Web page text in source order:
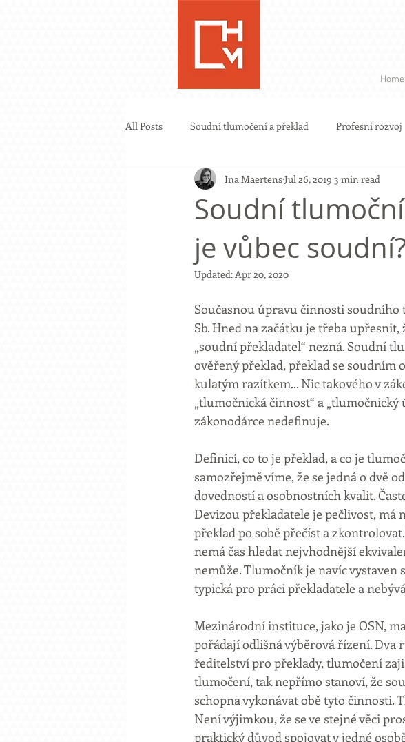
Home
All Posts Soudní tlumočení a překlad Profesní rozvoj
Soudní
je vůbec soudní?
Ina MaertensJul 26, 2019 3 min read
Updated:Apr 20, 2020
Současnou úpravu činnosti soudního
Sb. Hned na začátku je třeba
„soudní překladatel“ nezná. Soudní
ověřený překlad, překlad se soudním
kulatým razítkem... Nic takového v
„tlumočnická činnost“ a „tlumočnický
zákonodárce nedefinuje.
Definicí, co to je překlad, a co je
samozřejmě víme, že se jedná o dvě
dovedností a osobnostních kvalit.
Devizou překladatele je pečlivost, má
překlad po sobě přečíst a
nemá čas hledat nejvhodnější
nemůže. Tlumočník je navíc vystaven
typická pro práci překladatele a
Mezinárodní instituce, jako je OSN,
pořádají odlišná výběrová řízení. Dva
ředitelství pro překlady, tlumočení
tlumočení, tak nepřímo stanoví, že
schopna vykonávat obě tyto činnosti.
Není výjimkou, že se ve stejné věci
praktický důvod spojovat v jedné